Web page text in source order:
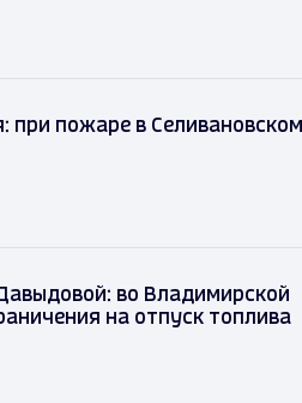
при пожаре в Селивановском
во Владимирской
на отпуск топлива